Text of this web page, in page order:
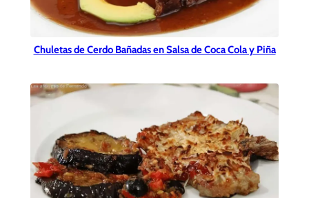
Chuletas de Cerdo Bañadas en Salsa de Coca Cola y Piña